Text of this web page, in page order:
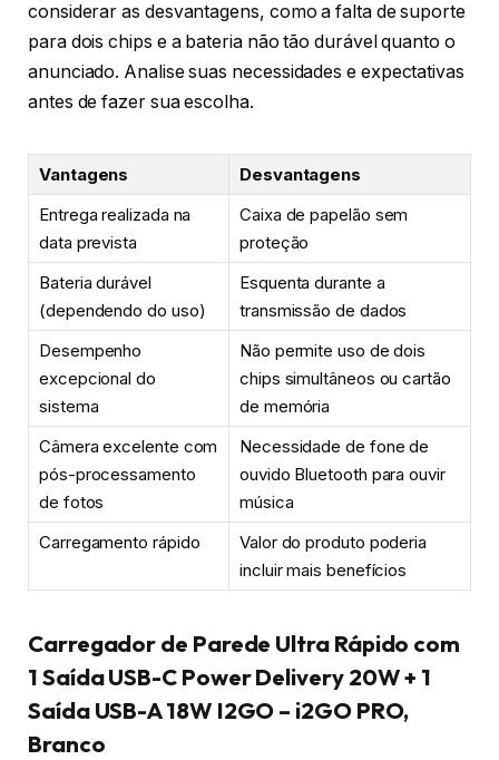
considerar as desvantagens, como a falta de suporte
para dois chips e a bateria não tão durável quanto o
anunciado. Analise suas necessidades e expectativas
antes de fazer sua escolha.
Vantagens
Desvantagens
Entrega realizada na
data prevista
Caixa de papelão sem
proteção
Bateria durável
(dependendo do uso)
Esquenta durante a
transmissão de dados
Desempenho
excepcional do
sistema
Não permite uso de dois
chips simultâneos ou cartão
de memória
Câmera excelente com
pós-processamento
de fotos
Necessidade de fone de
ouvido Bluetooth para ouvir
música
Carregamento rápido
Valor do produto poderia
incluir mais benefícios
Carregador de Parede Ultra Rápido com
1 Saída USB-C Power Delivery 20W + 1
Saída USB-A 18W I2GO – i2GO PRO,
Branco